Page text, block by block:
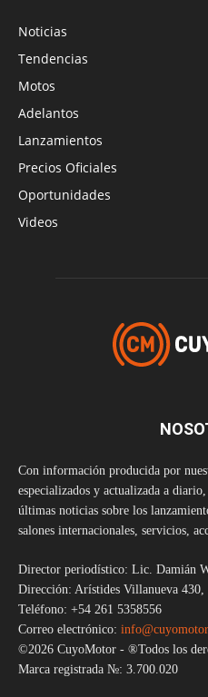
Noticias
Tendencias
Motos
Adelantos
Lanzamientos
Precios Oficiales
Oportunidades
Videos
Con información producida por
especializados y actualizada a
últimas noticias sobre los
salones internacionales, servicios,
Director periodístico: Lic. Damián
Dirección: Arístides Villanueva 430,
Teléfono: +54 261 5358556
Correo electrónico:
©2026 CuyoMotor - ®Todos los
Marca registrada №: 3.700.020